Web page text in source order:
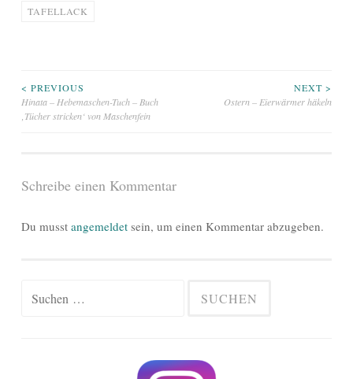
TAFELLACK
Beitragsnavigation
< PREVIOUS
Hinata – Hebemaschen-Tuch – Buch
‚Tücher stricken‘ von Maschenfein
NEXT >
Ostern – Eierwärmer häkeln
Schreibe einen Kommentar
Du musst angemeldet sein, um einen Kommentar abzugeben.
Suchen